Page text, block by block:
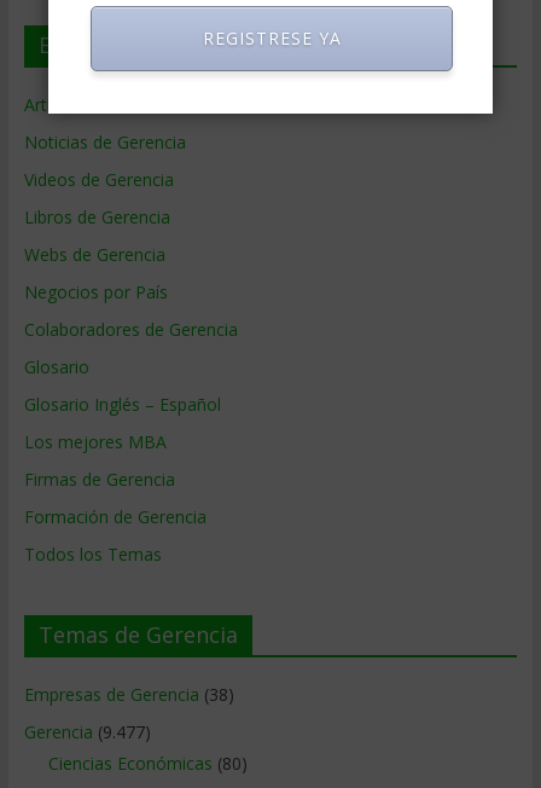
En deGerencia.com
Artículos de Gerencia
Noticias de Gerencia
Videos de Gerencia
Libros de Gerencia
Webs de Gerencia
Negocios por País
Colaboradores de Gerencia
Glosario
Glosario Inglés – Español
Los mejores MBA
Firmas de Gerencia
Formación de Gerencia
Todos los Temas
Temas de Gerencia
Empresas de Gerencia (38)
Gerencia (9.477)
Ciencias Económicas (80)
REGISTRESE YA